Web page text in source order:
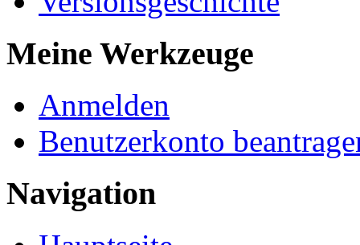
Meine Werkzeuge
Anmelden
Benutzerkonto
Navigation